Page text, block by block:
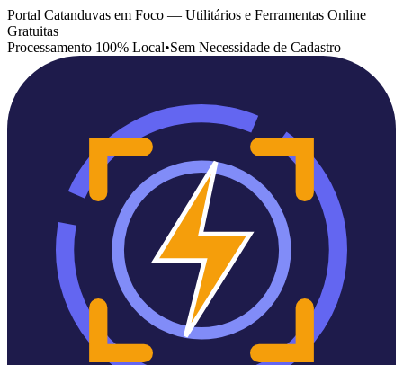
Portal Catanduvas em Foco — Utilitários e Ferramentas Online
Gratuitas
Processamento 100% Local•Sem Necessidade de Cadastro